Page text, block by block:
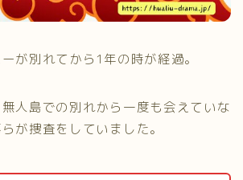
が別れてから1年の時が経過。
人島での別れから一度も会えていな
が捜査をしていました。